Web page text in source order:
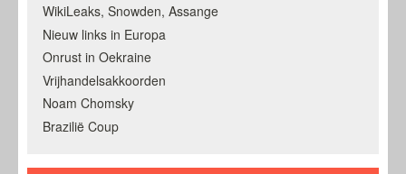
WikiLeaks, Snowden, Assange
Nieuw links in Europa
Onrust in Oekraine
Vrijhandelsakkoorden
Noam Chomsky
Brazilië Coup